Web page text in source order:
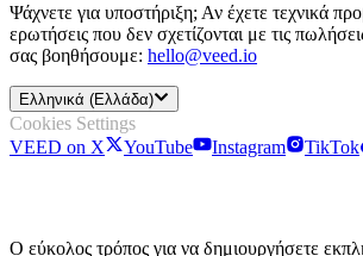
Ψάχνετε για υποστήριξη; Αν έχετε τεχνικά
ερωτήσεις που δεν σχετίζονται με τις
σας βοηθήσουμε: hello@veed.io
Ελληνικά (Ελλάδα)
Cookies Settings
VEED on X
YouTube Instagram TikTok
Ο εύκολος τρόπος για να δημιουργήσετε